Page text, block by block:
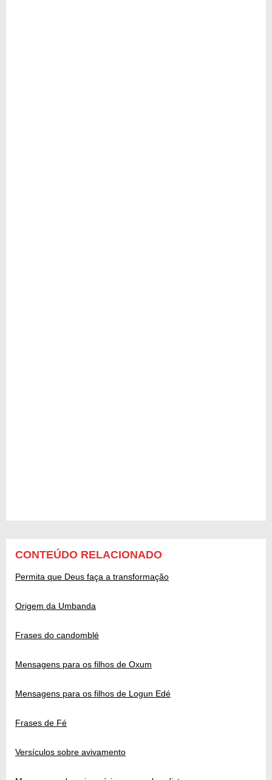
CONTEÚDO RELACIONADO
Permita que Deus faça a transformação
Origem da Umbanda
Frases do candomblé
Mensagens para os filhos de Oxum
Mensagens para os filhos de Logun Edé
Frases de Fé
Versículos sobre avivamento